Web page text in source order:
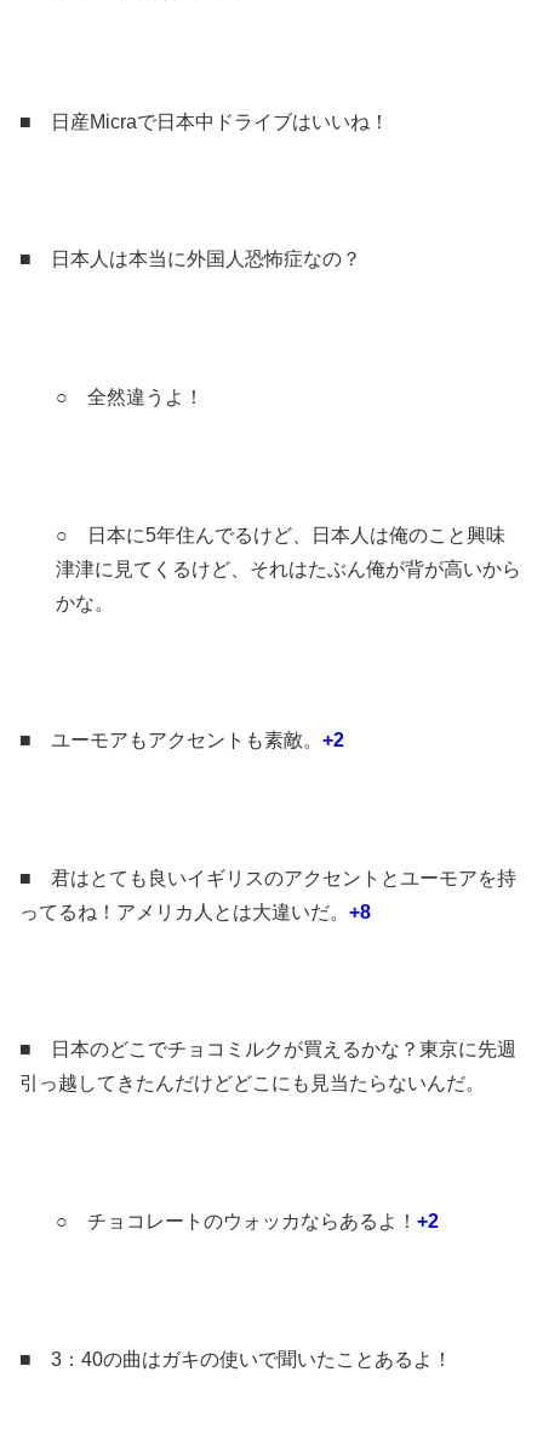
■ 日産Micraで日本中ドライブはいいね！
■ 日本人は本当に外国人恐怖症なの？
○ 全然違うよ！
○ 日本に5年住んでるけど、日本人は俺のこと興味
津津に見てくるけど、それはたぶん俺が背が高いから
かな。
■ ユーモアもアクセントも素敵。 +2
■ 君はとても良いイギリスのアクセントとユーモアを持
ってるね！アメリカ人とは大違いだ。 +8
■ 日本のどこでチョコミルクが買えるかな？東京に先週
引っ越してきたんだけどどこにも見当たらないんだ。
○ チョコレートのウォッカならあるよ！ +2
■ 3：40の曲はガキの使いで聞いたことあるよ！